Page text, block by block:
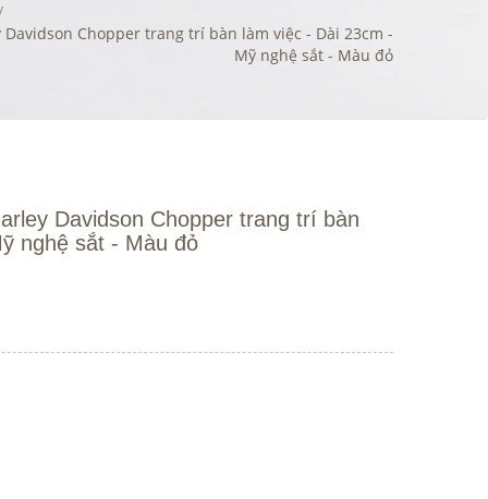
Chopper trang trí bàn làm việc - Dài 23cm -
Mỹ nghệ sắt - Màu đỏ
Davidson Chopper trang trí bàn
nghệ sắt - Màu đỏ